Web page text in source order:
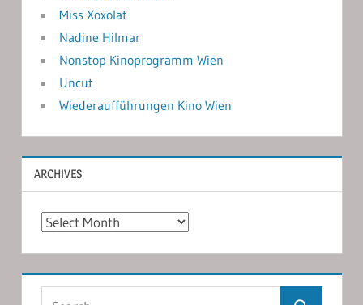
Miss Xoxolat
Nadine Hilmar
Nonstop Kinoprogramm Wien
Uncut
Wiederaufführungen Kino Wien
ARCHIVES
Archives